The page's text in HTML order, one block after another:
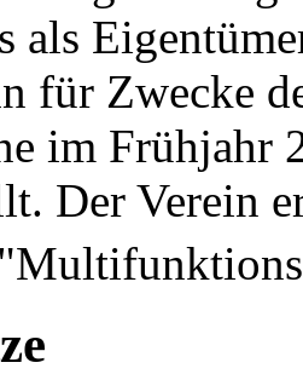
als
für Zwecke
im Frühjahr
Der Verein